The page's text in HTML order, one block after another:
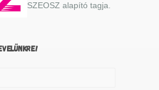
SZEOSZ alapító tagja.